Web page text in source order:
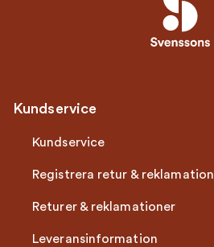
Kundservice
Kundservice
Registrera retur & reklamation
Returer & reklamationer
Leveransinformation